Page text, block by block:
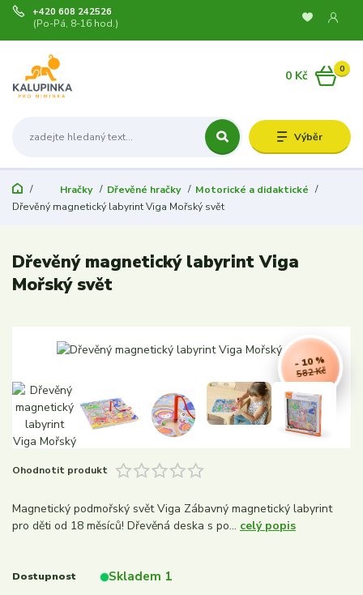
Výběr
+420 608 242526
(Po-Pá, 8-16 hod.)
0
0 Kč
Hračky Dřevěné hračky
Motorické a didaktické
Dřevěný magnetický labyrint Viga Mořský svět
Dřevěný magnetický labyrint Viga
Mořský svět
582 Kč
- 10 %
Ohodnotit produkt
Magnetický podmořský svět Viga Zábavný magnetický labyrint
pro děti od 18 měsíců! Dřevěná deska s po... celý popis
Dostupnost Skladem 1